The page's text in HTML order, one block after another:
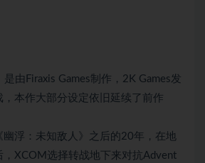
是由Firaxis Games制作，2K Games发
本作大部分设定依旧延续了前作
幽浮：未知敌人》之后的20年，在地
，XCOM选择转战地下来对抗Advent